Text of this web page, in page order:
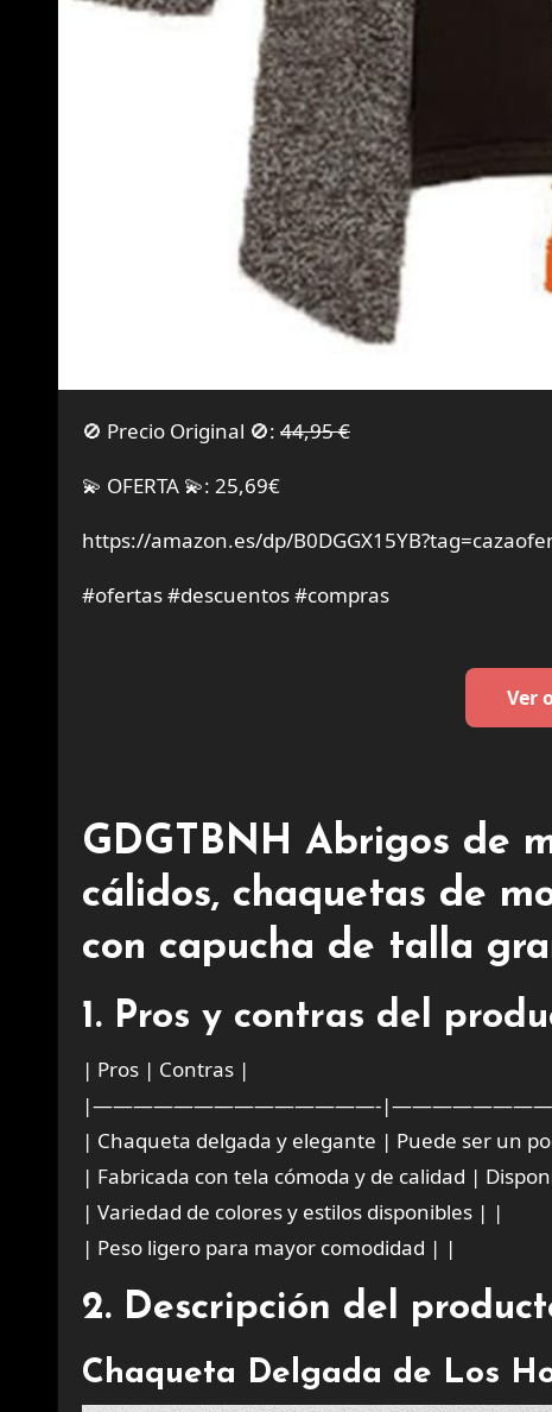
🚫 Precio Original 🚫: 44,95 €
💫 OFERTA 💫: 25,69€
https://amazon.es/dp/
#ofertas #descuentos #compras
Ver
GDGTBNH Abrigos de
cálidos, chaquetas de
con capucha de talla
1. Pros y contras del
| Pros | Contras |
|——————————————-
| Chaqueta delgada y elegante | Puede ser un
| Fabricada con tela cómoda y de calidad |
| Variedad de colores y estilos disponibles | |
| Peso ligero para mayor comodidad | |
2. Descripción del
Chaqueta Delgada de Los